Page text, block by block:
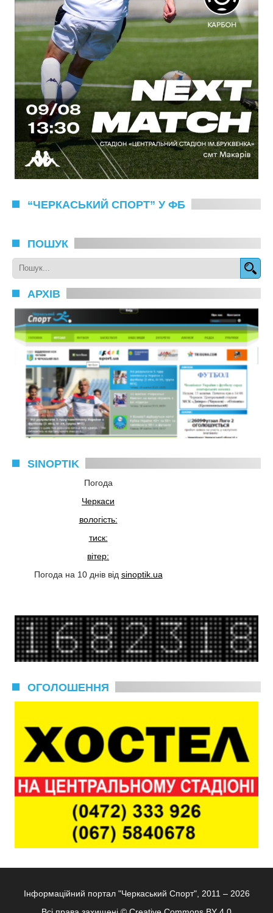
“ЧЕРКАСЬКИЙ СПОРТ” У ФБ
ПОШУК
АРХІВ
SINOPTIK
Погода
Черкаси
вологість:
тиск:
вітер:
Погода на 10 днів від sinoptik.ua
ОГОЛОШЕННЯ
Інформаційний портал "Черкаський Спорт", 2011 – 2026